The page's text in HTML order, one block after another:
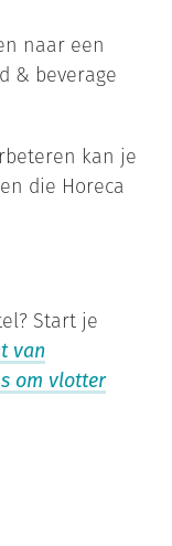
naar een
& beverage
kan je
die Horeca
Start je
van
om vlotter